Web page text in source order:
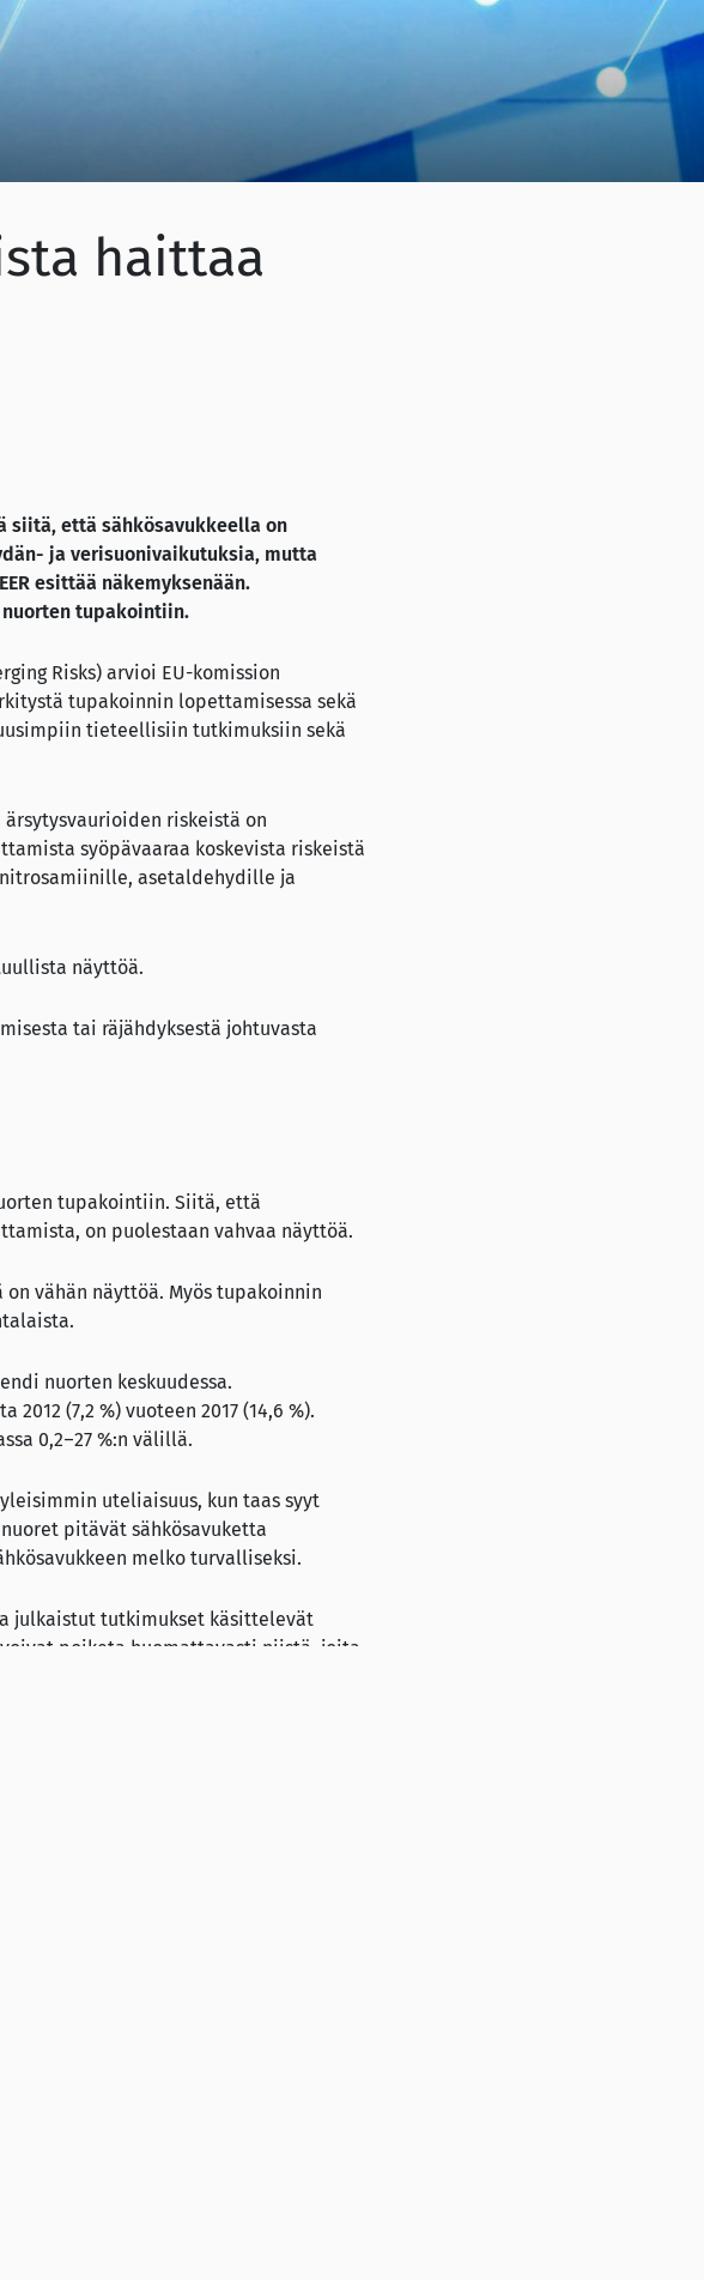
haittaa
siitä, että sähkösavukkeella on
ja verisuonivaikutuksia, mutta
esittää näkemyksenään.
tupakointiin.
Risks) arvioi EU-komission
tupakoinnin lopettamisessa sekä
tieteellisiin tutkimuksiin sekä
riskeistä on
syöpävaaraa koskevista riskeistä
asetaldehydille ja
näyttöä.
tai räjähdyksestä johtuvasta
tupakointiin. Siitä, että
on puolestaan vahvaa näyttöä.
vähän näyttöä. Myös tupakoinnin
nuorten keskuudessa.
(7,2 %) vuoteen 2017 (14,6 %).
0,2–27 %:n välillä.
uteliaisuus, kun taas syyt
pitävät sähkösavuketta
melko turvalliseksi.
julkaistut tutkimukset käsittelevät
poiketa huomattavasti niistä, joita